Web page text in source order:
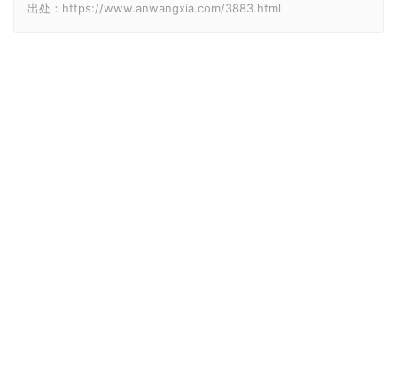
出处：https://www.anwangxia.com/3883.html